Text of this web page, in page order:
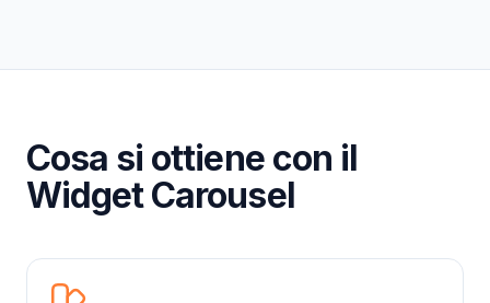
Cosa si ottiene con il
Widget Carousel